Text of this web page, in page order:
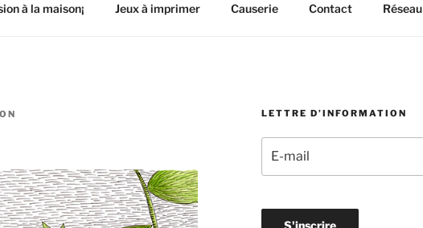
à la maison¡ Jeux à imprimer Causerie Contact Réseau
LETTRE D’INFORMATION